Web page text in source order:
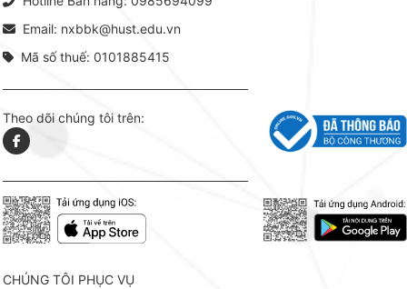
Email: nxbbk@hust.edu.vn
Mã số thuế: 0101885415
Theo dõi chúng tôi trên:
CHÚNG TÔI PHỤC VỤ